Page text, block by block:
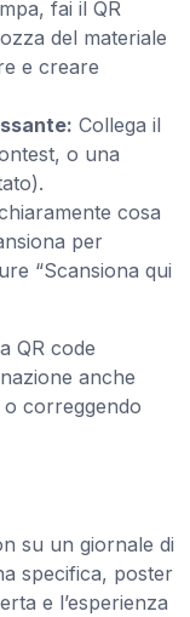
fai il QR
del materiale
e creare
Collega il
o una
cosa
per
“Scansiona qui
QR code
anche
correggendo
su un giornale di
specifica, poster
e l’esperienza